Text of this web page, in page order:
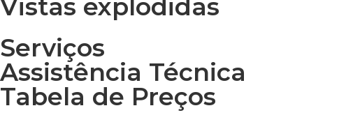
Vistas explodidas
Serviços
Assistência Técnica
Tabela de Preços